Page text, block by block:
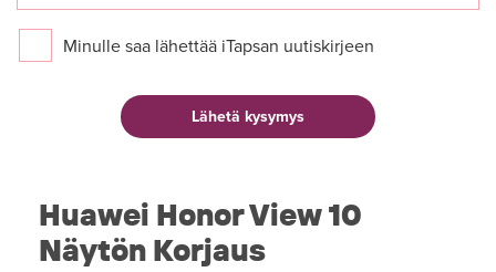
Minulle saa lähettää iTapsan uutiskirjeen
Huawei Honor View 10
Näytön Korjaus